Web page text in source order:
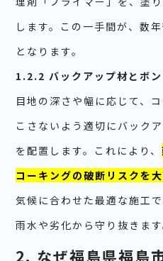
します。この一手間が、数
となります。
1.2.2 バックアップ材とボ
目地の深さや幅に応じて、
こさないよう適切にバック
を配置します。これにより、
コーキングの破断リスクを
気候に合わせた最適な施工
雨水や劣化から守り抜きます
2. なぜ福島県福島